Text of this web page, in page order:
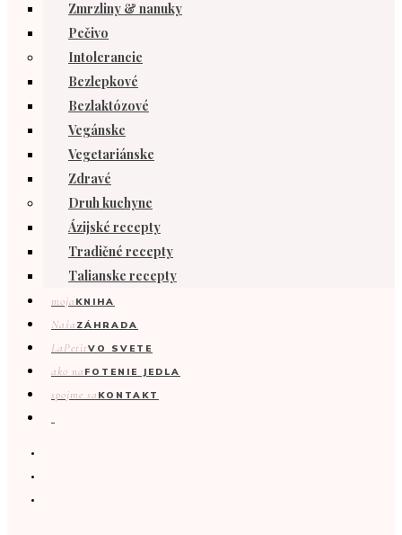
Zmrzliny & nanuky
Pečivo
Intolerancie
Bezlepkové
Bezlaktózové
Vegánske
Vegetariánske
Zdravé
Druh kuchyne
Ázijské recepty
Tradičné recepty
Talianske recepty
moja KNIHA
Naša ZÁHRADA
LaPetitVO SVETE
ako na FOTENIE JEDLA
spojme sa KONTAKT